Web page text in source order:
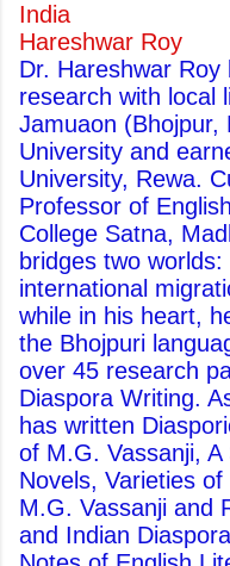
India
Hareshwar Roy
Dr. Hareshwar Roy
research with local
Jamuaon (Bhojpur,
University and
University, Rewa.
Professor of
College Satna,
bridges two
international
while in his heart,
the Bhojpuri
over 45 research
Diaspora Writing.
has written
of M.G. Vassanji,
Novels, Varieties
M.G. Vassanji and
and Indian